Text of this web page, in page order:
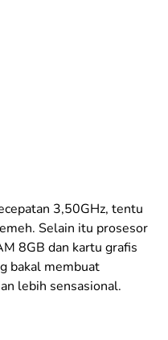
3,50GHz, tentu
Selain itu prosesor
8GB dan kartu grafis
bakal membuat
lebih sensasional.